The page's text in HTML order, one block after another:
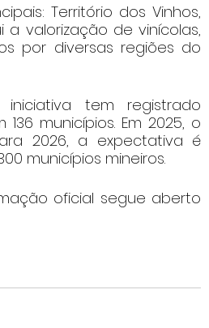
Território dos Vinhos,
a valorização de vinícolas,
por diversas regiões do
tem registrado
municípios. Em 2025, o
2026, a expectativa é
municípios mineiros.
oficial segue aberto